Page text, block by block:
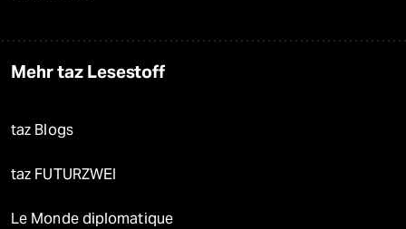
Mehr taz Lesestoff
taz Blogs
taz FUTURZWEI
Le Monde diplomatique